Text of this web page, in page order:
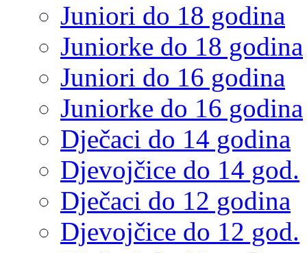
Juniori do 18 godina
Juniorke do 18 godina
Juniori do 16 godina
Juniorke do 16 godina
Dječaci do 14 godina
Djevojčice do 14 god.
Dječaci do 12 godina
Djevojčice do 12 god.